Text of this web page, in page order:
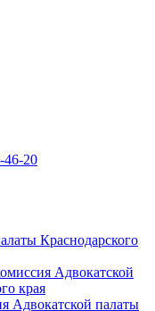
46-20
Краснодарского
Адвокатской
края
Адвокатской палаты